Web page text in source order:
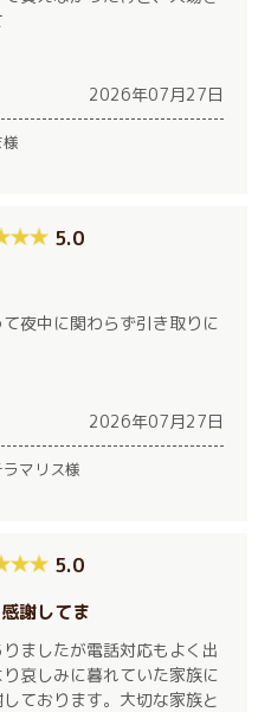
2026年07月27日
5.0
夜中に関わらず引き取りに
2026年07月27日
マリス様
5.0
謝してま
ましたが電話対応もよく出
哀しみに暮れていた家族に
ております。大切な家族と